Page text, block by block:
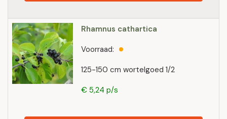
Rhamnus cathartica
125-150 cm wortelgoed 1/2
Voorraad:
€ 5,24 p/s